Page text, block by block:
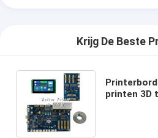
Krijg De Beste
printen 3D